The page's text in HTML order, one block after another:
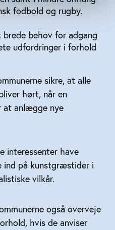
fodbold og rugby.
brede behov for adgang
udfordringer i forhold
sikre, at alle
hørt, når en
at anlægge nye
interessenter have
ind på kunstgræstider i
vilkår.
også overveje
hvis de anviser